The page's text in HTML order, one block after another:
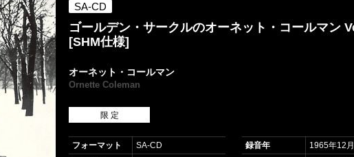
SA-CD
ゴールデン・サークルのオーネット・コールマン
[SHM仕様]
オーネット・コールマン
Ornette Coleman
限 定
フォーマット
SA-CD
録音年 1965年12